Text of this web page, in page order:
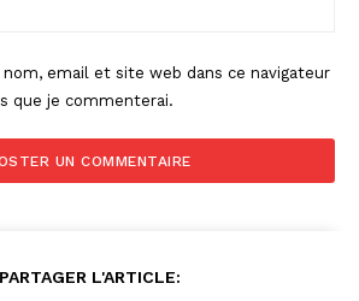
email et site web dans ce navigateur
que je commenterai.
PARTAGER L'ARTICLE: